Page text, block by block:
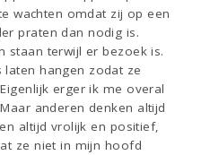
wachten omdat zij op een
praten dan nodig is.
staan terwijl er bezoek is.
hangen zodat ze
erger ik me overal
anderen denken altijd
altijd vrolijk en positief,
ze niet in mijn hoofd